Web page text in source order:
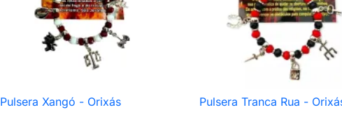
 Vista rápida
Pulsera Xangó - Orixás  Vista rápida
Pulsera Tranca Rua -